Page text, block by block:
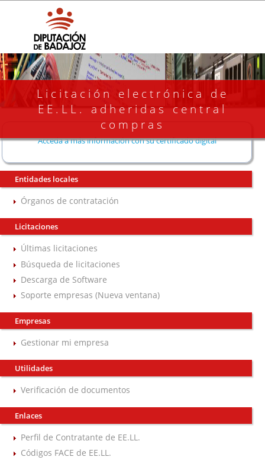
Licitación electrónica de
EE.LL. adheridas central
compras
Acceda a más información con su certificado digital
Entidades locales
Órganos de contratación
Licitaciones
Últimas licitaciones
Búsqueda de licitaciones
Descarga de Software
Soporte empresas (Nueva ventana)
Empresas
Gestionar mi empresa
Utilidades
Verificación de documentos
Enlaces
Perfil de Contratante de EE.LL.
Códigos FACE de EE.LL.